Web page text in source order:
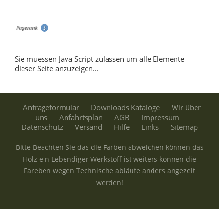
Sie muessen Java Script zulassen um alle Elemente
dieser Seite anzuzeigen...
Anfrageformular Downloads Kataloge
Wir über
uns
Anfahrtsplan AGB
Impressum
Datenschutz
Versand Hilfe Links Sitemap
Bitte Beachten Sie das die Farben abweichen können das
Holz ein Lebendiger Werkstoff ist weiters können die
Fareben wegen Technische abläufe anders angezeit
werden!